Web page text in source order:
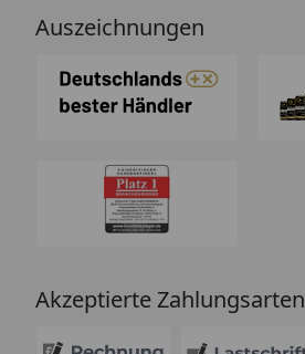
Auszeichnungen
Akzeptierte Zahlungsarten